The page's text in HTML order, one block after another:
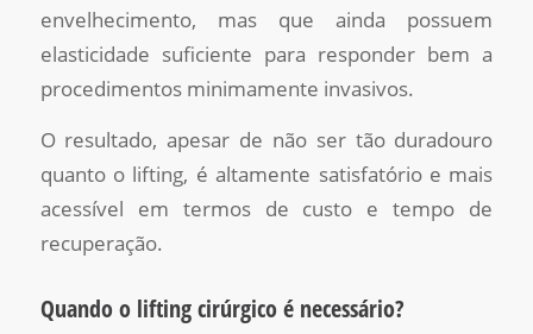
envelhecimento, mas que ainda possuem
elasticidade suficiente para responder bem a
procedimentos minimamente invasivos.
O resultado, apesar de não ser tão duradouro
quanto o lifting, é altamente satisfatório e mais
acessível em termos de custo e tempo de
recuperação.
Quando o lifting cirúrgico é necessário?